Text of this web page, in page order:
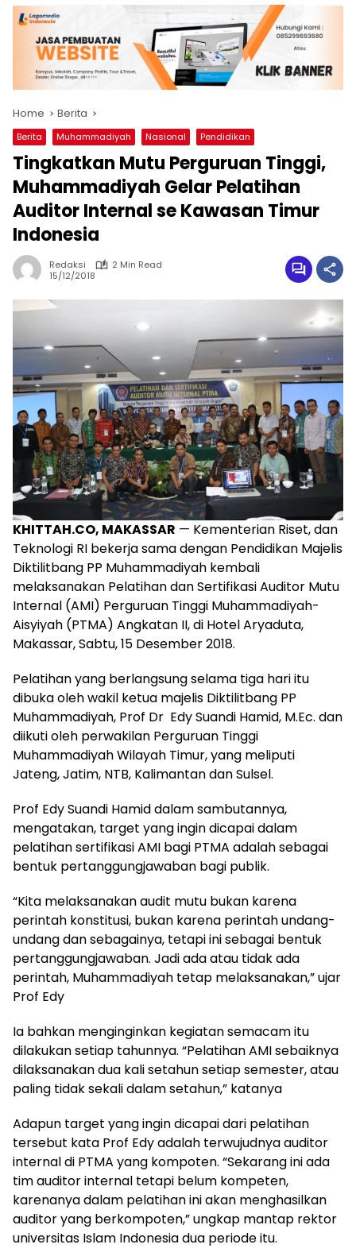
Home Berita
Berita Muhammadiyah Nasional Pendidikan
Tingkatkan Mutu Perguruan Tinggi,
Muhammadiyah Gelar Pelatihan
Auditor Internal se Kawasan Timur
Indonesia
Redaksi
2 Min Read
15/12/2018
KHITTAH.CO, MAKASSAR — Kementerian Riset, dan
Teknologi RI bekerja sama dengan Pendidikan Majelis
Diktilitbang PP Muhammadiyah kembali
melaksanakan Pelatihan dan Sertifikasi Auditor Mutu
Internal (AMI) Perguruan Tinggi Muhammadiyah-
Aisyiyah (PTMA) Angkatan II, di Hotel Aryaduta,
Makassar, Sabtu, 15 Desember 2018.
Pelatihan yang berlangsung selama tiga hari itu
dibuka oleh wakil ketua majelis Diktilitbang PP
Muhammadiyah, Prof Dr Edy Suandi Hamid, M.Ec. dan
diikuti oleh perwakilan Perguruan Tinggi
Muhammadiyah Wilayah Timur, yang meliputi
Jateng, Jatim, NTB, Kalimantan dan Sulsel.
Prof Edy Suandi Hamid dalam sambutannya,
mengatakan, target yang ingin dicapai dalam
pelatihan sertifikasi AMI bagi PTMA adalah sebagai
bentuk pertanggungjawaban bagi publik.
“Kita melaksanakan audit mutu bukan karena
perintah konstitusi, bukan karena perintah undang-
undang dan sebagainya, tetapi ini sebagai bentuk
pertanggungjawaban. Jadi ada atau tidak ada
perintah, Muhammadiyah tetap melaksanakan,” ujar
Prof Edy
Ia bahkan menginginkan kegiatan semacam itu
dilakukan setiap tahunnya. “Pelatihan AMI sebaiknya
dilaksanakan dua kali setahun setiap semester, atau
paling tidak sekali dalam setahun,” katanya
Adapun target yang ingin dicapai dari pelatihan
tersebut kata Prof Edy adalah terwujudnya auditor
internal di PTMA yang kompoten. “Sekarang ini ada
tim auditor internal tetapi belum kompeten,
karenanya dalam pelatihan ini akan menghasilkan
auditor yang berkompoten,” ungkap mantap rektor
universitas Islam Indonesia dua periode itu.